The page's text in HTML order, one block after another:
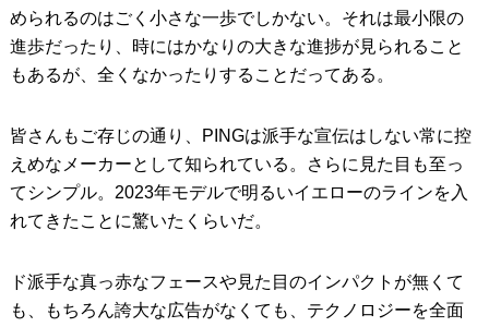
められるのはごく小さな一歩でしかない。それは最小限の
進歩だったり、時にはかなりの大きな進捗が見られること
もあるが、全くなかったりすることだってある。
皆さんもご存じの通り、PINGは派手な宣伝はしない常に控
えめなメーカーとして知られている。さらに見た目も至っ
てシンプル。2023年モデルで明るいイエローのラインを入
れてきたことに驚いたくらいだ。
ド派手な真っ赤なフェースや見た目のインパクトが無くて
も、もちろん誇大な広告がなくても、テクノロジーを全面